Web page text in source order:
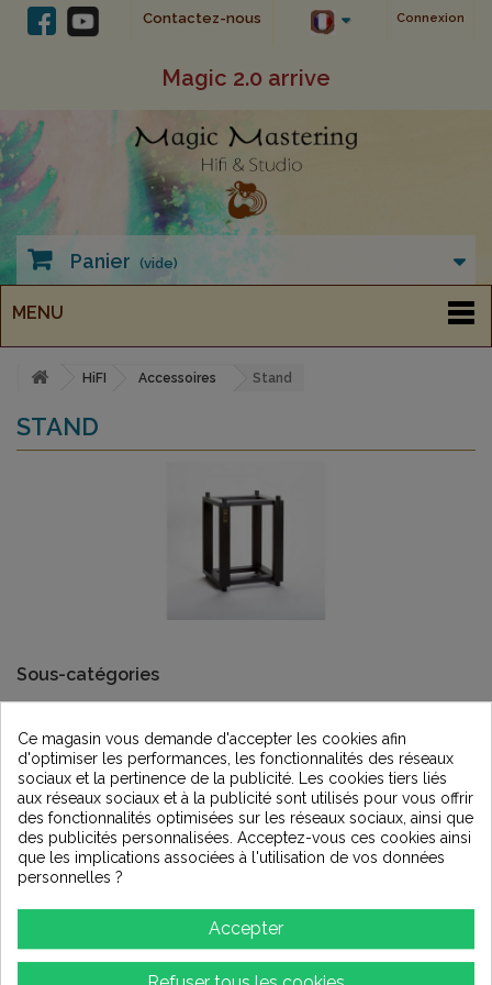
Connexion
Contactez-nous
Magic 2.0 arrive
Panier (vide)
MENU
HiFI Accessoires Stand
STAND
Sous-catégories
BUCHARDT
Ce magasin vous demande d'accepter les cookies afin
d'optimiser les performances, les fonctionnalités des réseaux
sociaux et la pertinence de la publicité. Les cookies tiers liés
aux réseaux sociaux et à la publicité sont utilisés pour vous offrir
des fonctionnalités optimisées sur les réseaux sociaux, ainsi que
des publicités personnalisées. Acceptez-vous ces cookies ainsi
que les implications associées à l'utilisation de vos données
personnelles ?
Accepter